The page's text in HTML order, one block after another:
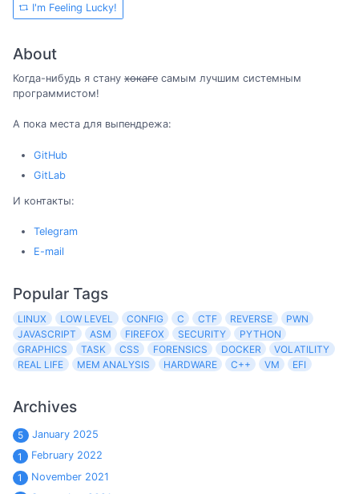
I'm Feeling Lucky!
About
Когда-нибудь я стану хокаге самым лучшим системным
программистом!
А пока места для выпендрежа:
GitHub
GitLab
И контакты:
Telegram
E-mail
Popular Tags
LINUX LOW LEVEL CONFIG C CTF REVERSE
PWN
JAVASCRIPT
ASM FIREFOX SECURITY
PYTHON
GRAPHICS
TASK CSS FORENSICS DOCKER
VOLATILITY
REAL LIFE
MEM ANALYSIS HARDWARE C++ VM EFI
Archives
5
January 2025
1
February 2022
1
November 2021